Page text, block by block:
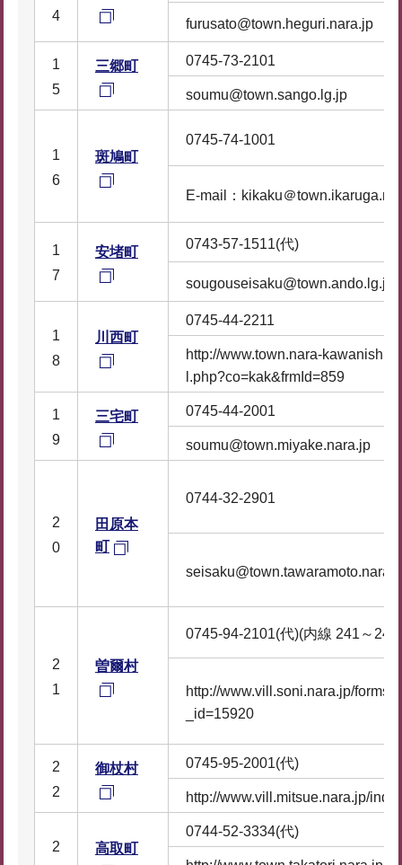
4
furusato@town.heguri.nara.jp
1
5
三郷町 0745-73-2101
soumu@town.sango.lg.jp
1
6
斑鳩町
0745-74-1001
E-mail：kikaku＠
1
7
安堵町
0743-57-1511(代)
sougouseisaku@town.ando.lg.jp
1
8
川西町
0745-44-2211
http://www.town.nara-
l.php?co=kak&frmId=859
1
9
三宅町 0745-44-2001
soumu@town.miyake.nara.jp
2
0
田原本
町
0744-32-2901
2
1
曽爾村
0745-94-2101(代)(内線 241～242)
http://www.vill.soni.nara.jp/forms/
_id=15920
2
2
御杖村 0745-95-2001(代)
http://www.vill.mitsue.nara.jp/
2
高取町
0744-52-3334(代)